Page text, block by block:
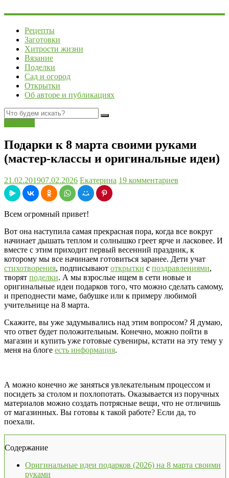
Рецепты
Заготовки
Хитрости жизни
Вязание
Поделки
Сад и огород
Открытки
Об авторе и публикациях
Подарки к 8 марта своими руками
(мастер-классы и оригинальные идеи)
21.02.201907.02.2026 Екатерина 19 комментариев
Всем огромный привет!
Вот она наступила самая прекрасная пора, когда все вокруг
начинает дышать теплом и солнышко греет ярче и ласковее. И
вместе с этим приходит первый весенний праздник, к
которому мы все начинаем готовиться заранее. Дети учат
стихотворения, подписывают открытки с поздравлениями,
творят поделки. А мы взрослые ищем в сети новые и
оригинальные идеи подарков того, что можно сделать самому,
и преподнести маме, бабушке или к примеру любимой
учительнице на 8 марта.
Скажите, вы уже задумывались над этим вопросом? Я думаю,
что ответ будет положительным. Конечно, можно пойти в
магазин и купить уже готовые сувениры, кстати на эту тему у
меня на блоге есть информация.
А можно конечно же заняться увлекательным процессом и
посидеть за столом и похлопотать. Оказывается из поручных
материалов можно создать потрясные вещи, что не отличишь
от магазинных. Вы готовы к такой работе? Если да, то
поехали.
Содержание
Оригинальные идеи подарков (2026) на 8 марта своими
руками